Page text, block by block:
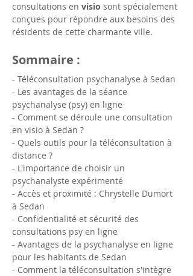
consultations en visio sont spécialement
conçues pour répondre aux besoins des
résidents de cette charmante ville.
Sommaire :
- Téléconsultation psychanalyse à Sedan
- Les avantages de la séance
psychanalyse (psy) en ligne
- Comment se déroule une consultation
en visio à Sedan ?
- Quels outils pour la téléconsultation à
distance ?
- L'importance de choisir un
psychanalyste expérimenté
- Accès et proximité : Chrystelle Dumort
à Sedan
- Confidentialité et sécurité des
consultations psy en ligne
- Avantages de la psychanalyse en ligne
pour les habitants de Sedan
- Comment la téléconsultation s'intègre